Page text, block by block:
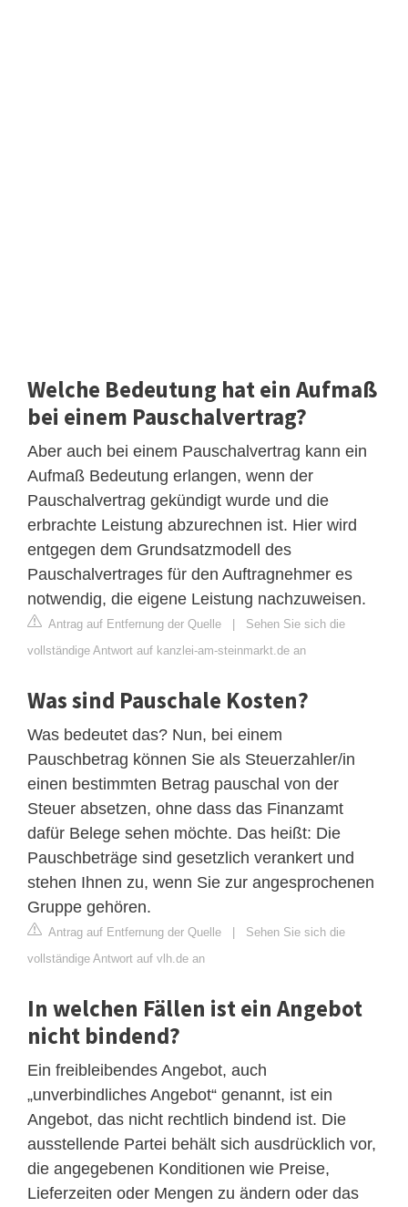
Welche Bedeutung hat ein Aufmaß
bei einem Pauschalvertrag?
Aber auch bei einem Pauschalvertrag kann ein
Aufmaß Bedeutung erlangen, wenn der
Pauschalvertrag gekündigt wurde und die
erbrachte Leistung abzurechnen ist. Hier wird
entgegen dem Grundsatzmodell des
Pauschalvertrages für den Auftragnehmer es
notwendig, die eigene Leistung nachzuweisen.
Antrag auf Entfernung der Quelle | Sehen Sie sich die
vollständige Antwort auf kanzlei-am-steinmarkt.de an
Was sind Pauschale Kosten?
Was bedeutet das? Nun, bei einem
Pauschbetrag können Sie als Steuerzahler/in
einen bestimmten Betrag pauschal von der
Steuer absetzen, ohne dass das Finanzamt
dafür Belege sehen möchte. Das heißt: Die
Pauschbeträge sind gesetzlich verankert und
stehen Ihnen zu, wenn Sie zur angesprochenen
Gruppe gehören.
Antrag auf Entfernung der Quelle | Sehen Sie sich die
vollständige Antwort auf vlh.de an
In welchen Fällen ist ein Angebot
nicht bindend?
Ein freibleibendes Angebot, auch
„unverbindliches Angebot“ genannt, ist ein
Angebot, das nicht rechtlich bindend ist. Die
ausstellende Partei behält sich ausdrücklich vor,
die angegebenen Konditionen wie Preise,
Lieferzeiten oder Mengen zu ändern oder das